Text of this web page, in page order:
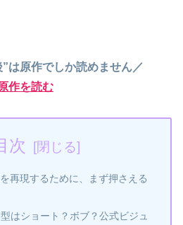
は原作でしか読めません／
作を読む
次
再現するために、まず押さえる
はショート？ボブ？公式ビジュ